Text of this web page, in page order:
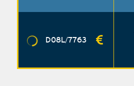
D08L/7763